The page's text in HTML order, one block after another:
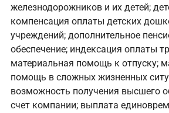
железнодорожников и их детей;
компенсация оплаты детских
учреждений; дополнительное
обеспечение; индексация оплаты
материальная помощь к отпуску;
помощь в сложных жизненных
возможность получения высшего
счет компании; выплата